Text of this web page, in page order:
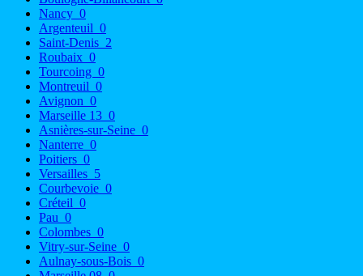
Nancy 0
Argenteuil 0
Saint-Denis 2
Roubaix 0
Tourcoing 0
Montreuil 0
Avignon 0
Marseille 13 0
Asnières-sur-Seine 0
Nanterre 0
Poitiers 0
Versailles 5
Courbevoie 0
Créteil 0
Pau 0
Colombes 0
Vitry-sur-Seine 0
Aulnay-sous-Bois 0